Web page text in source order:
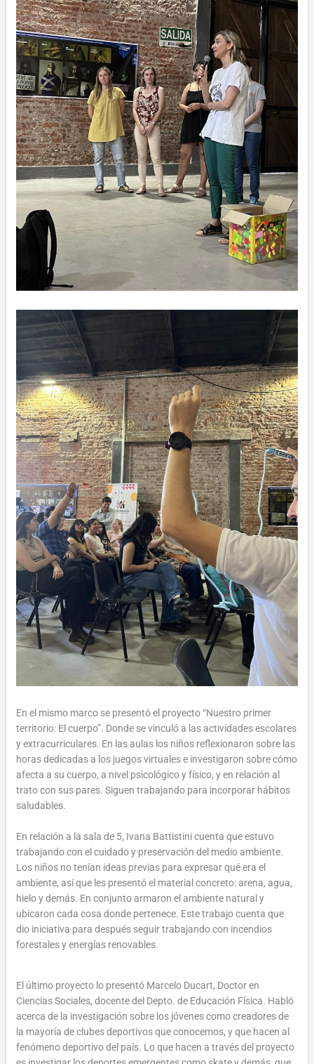
En el mismo marco se presentó el proyecto “Nuestro primer
territorio: El cuerpo”. Donde se vinculó a las actividades escolares
y extracurriculares. En las aulas los niños reflexionaron sobre las
horas dedicadas a los juegos virtuales e investigaron sobre cómo
afecta a su cuerpo, a nivel psicológico y físico, y en relación al
trato con sus pares. Siguen trabajando para incorporar hábitos
saludables.
En relación a la sala de 5, Ivana Battistini cuenta que estuvo
trabajando con el cuidado y preservación del medio ambiente.
Los niños no tenían ideas previas para expresar qué era el
ambiente, así que les presentó el material concreto: arena, agua,
hielo y demás. En conjunto armaron el ambiente natural y
ubicaron cada cosa donde pertenece. Este trabajo cuenta que
dio iniciativa para después seguir trabajando con incendios
forestales y energías renovables.
El último proyecto lo presentó Marcelo Ducart, Doctor en
Ciencias Sociales, docente del Depto. de Educación Física. Habló
acerca de la investigación sobre los jóvenes como creadores de
la mayoría de clubes deportivos que conocemos, y que hacen al
fenómeno deportivo del país. Lo que hacen a través del proyecto